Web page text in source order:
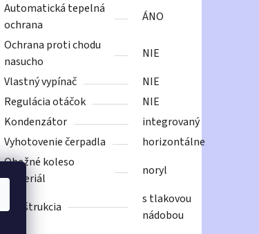
Automatická tepelná
ochrana
ÁNO
Ochrana proti chodu
nasucho
NIE
Vlastný vypínač
NIE
Regulácia otáčok
NIE
Kondenzátor
integrovaný
Vyhotovenie čerpadla
horizontálne
Obežné koleso
materiál
noryl
Konštrukcia
s tlakovou
nádobou